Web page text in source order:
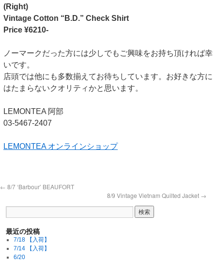
(Right)
Vintage Cotton “B.D.” Check Shirt
Price ¥6210-
ノーマークだった方には少しでもご興味をお持ち頂ければ幸
いです。
店頭では他にも多数揃えてお待ちしています。お好きな方に
はたまらないクオリティかと思います。
LEMONTEA 阿部
03-5467-2407
LEMONTEA オンラインショップ
← 8/7 ‘Barbour’ BEAUFORT
8/9 Vintage Vietnam Quilted Jacket →
最近の投稿
7/18 【入荷】
7/14 【入荷】
6/20